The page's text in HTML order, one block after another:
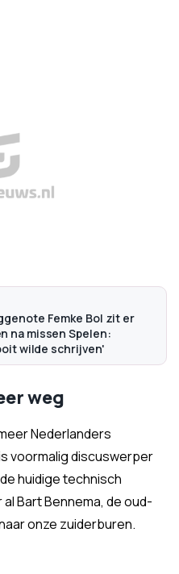
Femke Bol zit er
na missen Spelen:
wilde schrijven'
weg
Nederlanders
voormalig discuswerper
huidige technisch
Bart Bennema, de oud-
onze zuiderburen.